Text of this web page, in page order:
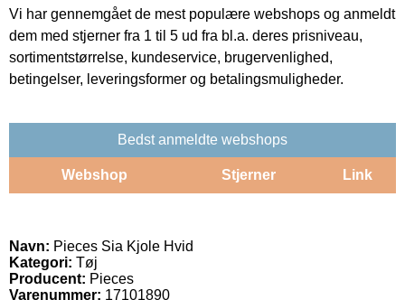
Vi har gennemgået de mest populære webshops og anmeldt
dem med stjerner fra 1 til 5 ud fra bl.a. deres prisniveau,
sortimentstørrelse, kundeservice, brugervenlighed,
betingelser, leveringsformer og betalingsmuligheder.
Bedst anmeldte webshops
Webshop Stjerner Link
Navn: Pieces Sia Kjole Hvid
Kategori: Tøj
Producent: Pieces
Varenummer: 17101890